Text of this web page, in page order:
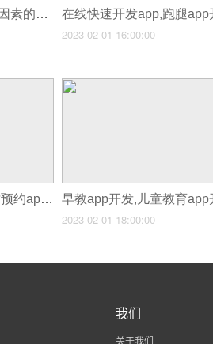
app定制报价受到哪些因素的影响？
2023-02-01 16:00:00
在线预约app开发,茶馆预约app开发 早教app开发,儿童教育app
2023-02-01 18:00:00
我们
关于我们